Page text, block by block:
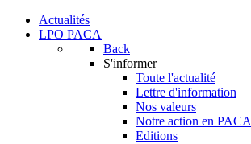
Actualités
LPO PACA
Back
S'informer
Toute l'actualité
Lettre d'information
Nos valeurs
Notre action en PACA
Editions